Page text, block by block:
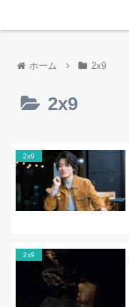
ホーム 2x9
2x9
2x9
2x9